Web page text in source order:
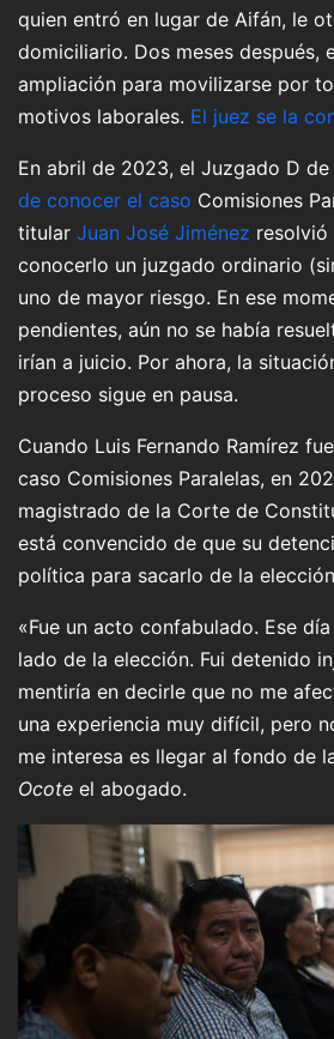
quien entró en lugar de Aifán, le
domiciliario. Dos meses después,
ampliación para movilizarse por
motivos laborales. El juez se la
En abril de 2023, el Juzgado D de
de conocer el caso Comisiones
titular Juan José Jiménez resolvió
conocerlo un juzgado ordinario
uno de mayor riesgo. En ese
pendientes, aún no se había
irían a juicio. Por ahora, la
proceso sigue en pausa.
Cuando Luis Fernando Ramírez
caso Comisiones Paralelas, en
magistrado de la Corte de
está convencido de que su
política para sacarlo de la
«Fue un acto confabulado. Ese
lado de la elección. Fui detenido
mentiría en decirle que no me
una experiencia muy difícil, pero
me interesa es llegar al fondo de
Ocote el abogado.